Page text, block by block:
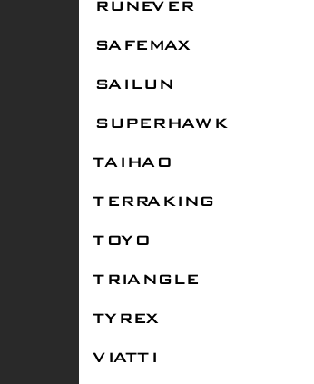
RUNEVER
SAFEMAX
SAILUN
SUPERHAWK
TAIHAO
TERRAKING
TOYO
TRIANGLE
TYREX
VIATTI